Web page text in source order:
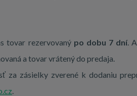
tovar rezervovaný po dobu 7 dní.
a tovar vrátený do predaja.
za zásielky zverené k dodaniu
.